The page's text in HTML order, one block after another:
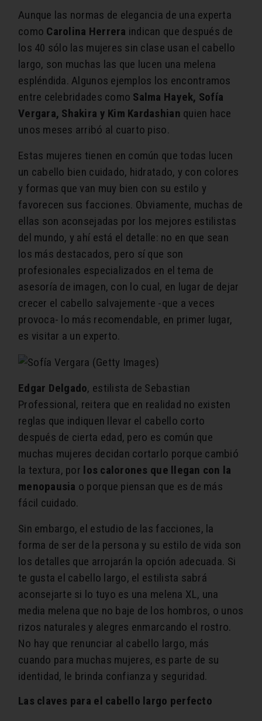
Aunque las normas de elegancia de una experta
como Carolina Herrera indican que después de
los 40 sólo las mujeres sin clase usan el cabello
largo, son muchas las que lucen una melena
espléndida. Algunos ejemplos los encontramos
entre celebridades como Salma Hayek, Sofía
Vergara, Shakira y Kim Kardashian quien hace
unos meses arribó al cuarto piso.
Estas mujeres tienen en común que todas lucen
un cabello bien cuidado, hidratado, y con colores
y formas que van muy bien con su estilo y
favorecen sus facciones. Obviamente, muchas de
ellas son aconsejadas por los mejores estilistas
del mundo, y ahí está el detalle: no en que sean
los más destacados, pero sí que son
profesionales especializados en el tema de
asesoría de imagen, con lo cual, en lugar de dejar
crecer el cabello salvajemente -que a veces
provoca- lo más recomendable, en primer lugar,
es visitar a un experto.
Edgar Delgado, estilista de Sebastian
Professional, reitera que en realidad no existen
reglas que indiquen llevar el cabello corto
después de cierta edad, pero es común que
muchas mujeres decidan cortarlo porque cambió
la textura, por los calorones que llegan con la
menopausia o porque piensan que es de más
fácil cuidado.
Sin embargo, el estudio de las facciones, la
forma de ser de la persona y su estilo de vida son
los detalles que arrojarán la opción adecuada. Si
te gusta el cabello largo, el estilista sabrá
aconsejarte si lo tuyo es una melena XL, una
media melena que no baje de los hombros, o unos
rizos naturales y alegres enmarcando el rostro.
No hay que renunciar al cabello largo, más
cuando para muchas mujeres, es parte de su
identidad, le brinda confianza y seguridad.
Las claves para el cabello largo perfecto